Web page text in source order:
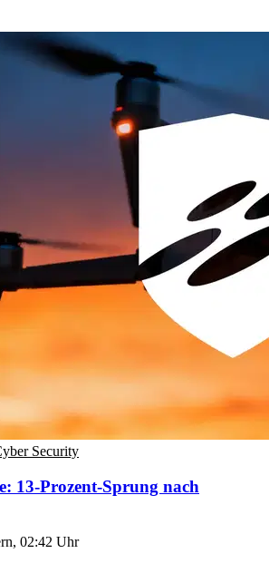
Security
13-Prozent-Sprung nach
02:42 Uhr